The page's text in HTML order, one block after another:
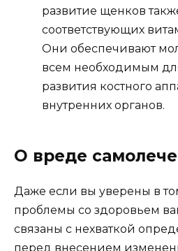
развитие щенков
соответствующих
Они обеспечивают
всем необходимым
развития костного
внутренних органов.
О вреде
Даже если вы уверены в
проблемы со здоровьем
связаны с нехваткой
перед внесением